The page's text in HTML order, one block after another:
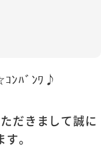
ﾝﾊﾞﾝﾜ♪
だきまして誠に
。